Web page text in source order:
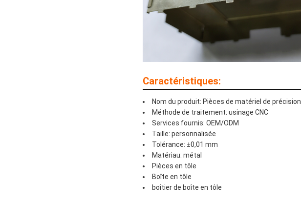
Caractéristiques:
Nom du produit: Pièces de matériel de précision
Méthode de traitement: usinage CNC
Services fournis: OEM/ODM
Taille: personnalisée
Tolérance: ±0,01 mm
Matériau: métal
Pièces en tôle
Boîte en tôle
boîtier de boîte en tôle